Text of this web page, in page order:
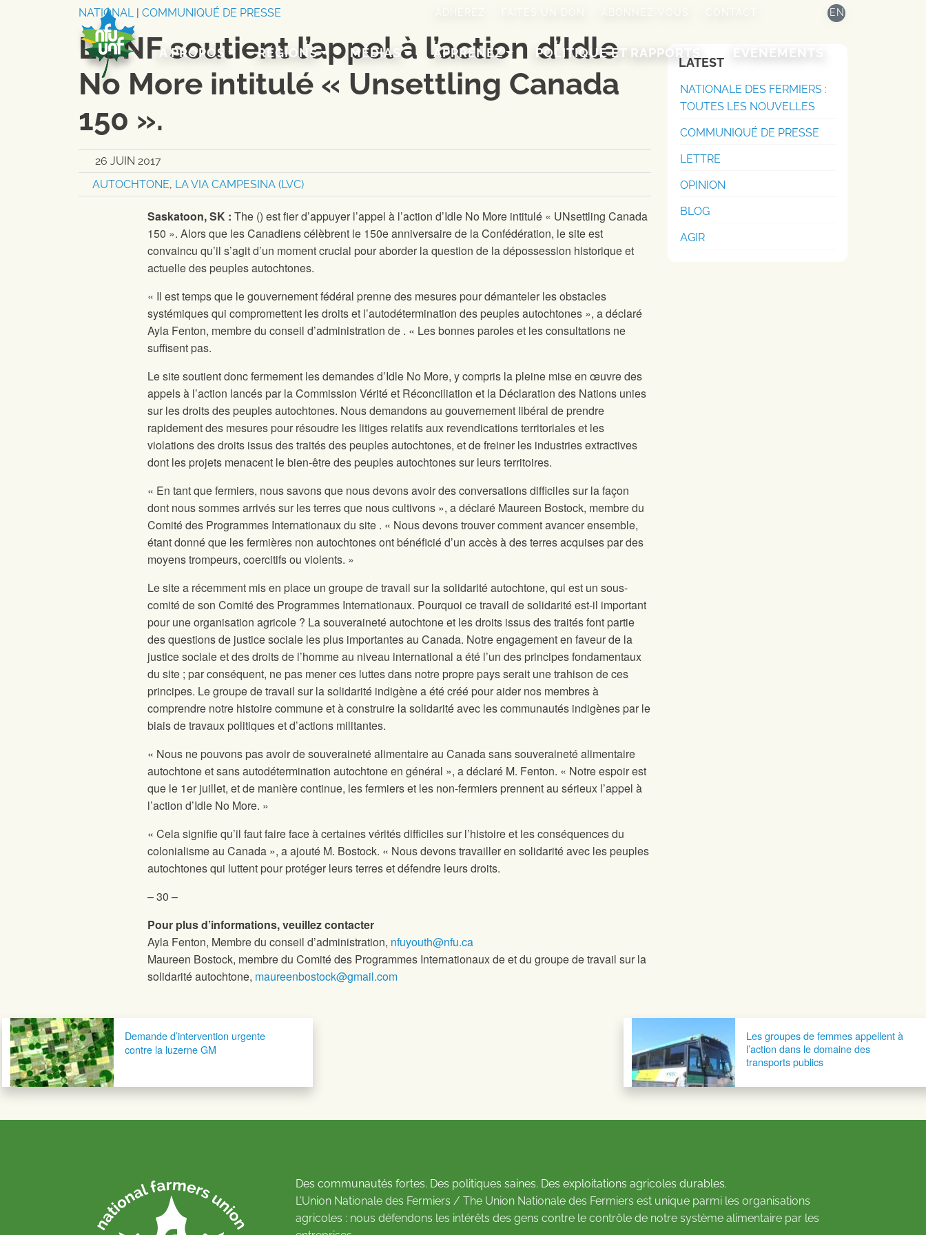
ADHÉREZ ABONNEZ-VOUS EN
A PROPOS RÉGIONS MÉDIAS APPRENEZ POLITIQUE ET RAPPORTS ÉVÉNEMENTS
NATIONAL| COMMUNIQUÉ DE PRESSE
L’UNF soutient l’appel à l’action d’Idle
No More intitulé « Unsettling Canada
150 ».
26 JUIN 2017
AUTOCHTONE, LA VIA CAMPESINA (LVC)
Saskatoon, SK : The () est fier d’appuyer l’appel à l’action d’Idle No More intitulé « UNsettling Canada
150 ». Alors que les Canadiens célèbrent le 150e anniversaire de la Confédération, le siteest
convaincu qu’il s’agit d’un moment crucial pour aborder la question de la dépossession historique et
actuelle des peuples autochtones.
« Il est temps que le gouvernement fédéral prenne des mesures pour démanteler les obstacles
systémiques qui compromettent les droits et l’autodétermination des peuples autochtones », a déclaré
Ayla Fenton, membre du conseil d’administration de . « Les bonnes paroles et les consultations ne
suffisent pas.
Le sitesoutient donc fermement les demandes d’Idle No More, y compris la pleine mise en œuvre des
appels à l’action lancés par la Commission Vérité et Réconciliation et la Déclaration des Nations unies
sur les droits des peuples autochtones. Nous demandons au gouvernement libéral de prendre
rapidement des mesures pour résoudre les litiges relatifs aux revendications territoriales et les
violations des droits issus des traités des peuples autochtones, et de freiner les industries extractives
dont les projets menacent le bien-être des peuples autochtones sur leurs territoires.
« En tant que fermiers, nous savons que nous devons avoir des conversations difficiles sur la façon
dont nous sommes arrivés sur les terres que nous cultivons », a déclaré Maureen Bostock, membre du
Comité des Programmes Internationaux du site . « Nous devons trouver comment avancer ensemble,
étant donné que les fermières non autochtones ont bénéficié d’un accès à des terres acquises par des
moyens trompeurs, coercitifs ou violents. »
Le sitea récemment mis en place un groupe de travail sur la solidarité autochtone, qui est un sous-
comité de son Comité des Programmes Internationaux. Pourquoi ce travail de solidarité est-il important
pour une organisation agricole ? La souveraineté autochtone et les droits issus des traités font partie
des questions de justice sociale les plus importantes au Canada. Notre engagement en faveur de la
justice sociale et des droits de l’homme au niveau international a été l’un des principes fondamentaux
du site ; par conséquent, ne pas mener ces luttes dans notre propre pays serait une trahison de ces
principes. Le groupe de travail sur la solidarité indigène a été créé pour aider nos membres à
comprendre notre histoire commune et à construire la solidarité avec les communautés indigènes par le
biais de travaux politiques et d’actions militantes.
« Nous ne pouvons pas avoir de souveraineté alimentaire au Canada sans souveraineté alimentaire
autochtone et sans autodétermination autochtone en général », a déclaré M. Fenton. « Notre espoir est
que le 1er juillet, et de manière continue, les fermiers et les non-fermiers prennent au sérieux l’appel à
l’action d’Idle No More. »
« Cela signifie qu’il faut faire face à certaines vérités difficiles sur l’histoire et les conséquences du
colonialisme au Canada », a ajouté M. Bostock. « Nous devons travailler en solidarité avec les peuples
autochtones qui luttent pour protéger leurs terres et défendre leurs droits.
– 30 –
Pour plus d’informations, veuillez contacter
Ayla Fenton, Membre du conseil d’administration, nfuyouth@nfu.ca
Maureen Bostock, membre du Comité des Programmes Internationaux deet du groupe de travail sur la
solidarité autochtone, maureenbostock@gmail.com
LATEST
NATIONALE DES FERMIERS :
TOUTES LES NOUVELLES
COMMUNIQUÉ DE PRESSE
LETTRE
OPINION
BLOG
AGIR
Navigation postaleDemande d’intervention urgente
contre la luzerne GM
Les groupes de femmes appellent à
l’action dans le domaine des
transports publics
Des communautés fortes. Des politiques saines. Des exploitations agricoles durables.
L’Union Nationale des Fermiers / The Union Nationale des Fermiers est unique parmi les organisations
agricoles : nous défendons les intérêts des gens contre le contrôle de notre système alimentaire par les